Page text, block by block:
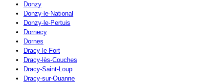
Donzy
Donzy-le-National
Donzy-le-Pertuis
Dornecy
Dornes
Dracy-le-Fort
Dracy-lès-Couches
Dracy-Saint-Loup
Dracy-sur-Ouanne